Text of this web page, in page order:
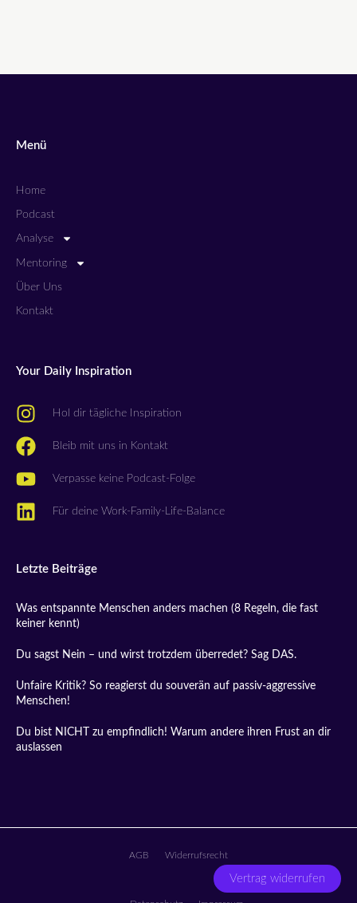
Menü
Home
Podcast
Analyse
Mentoring
Über Uns
Kontakt
Your Daily Inspiration
Hol dir tägliche Inspiration
Bleib mit uns in Kontakt
Verpasse keine Podcast-Folge
Für deine Work-Family-Life-Balance
Letzte Beiträge
Was entspannte Menschen anders machen (8 Regeln, die fast
keiner kennt)
Du sagst Nein – und wirst trotzdem überredet? Sag DAS.
Unfaire Kritik? So reagierst du souverän auf passiv-aggressive
Menschen!
Du bist NICHT zu empfindlich! Warum andere ihren Frust an dir
auslassen
AGB Widerrufsrecht
Vertrag widerrufen